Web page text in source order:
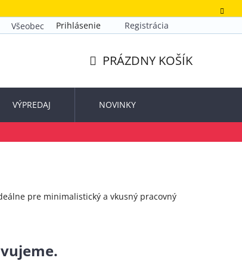
Všeobecné obchodné podmienky
Prihlásenie Registrácia
KOŠÍK
PRÁZDNY KOŠÍK
VÝPREDAJ NOVINKY
pre minimalistický a vkusný pracovný